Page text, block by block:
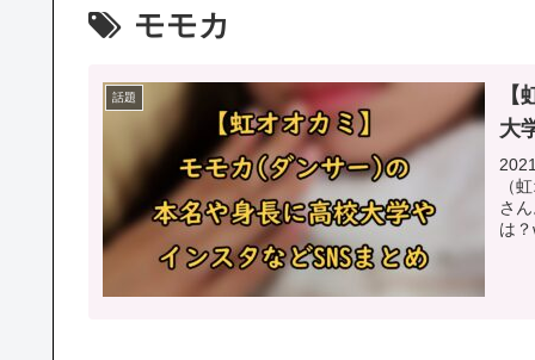
モモカ
話題
大
（
さ
は